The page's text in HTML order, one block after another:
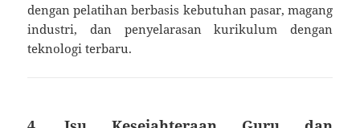
dengan pelatihan berbasis kebutuhan pasar, magang
industri, dan penyelarasan kurikulum dengan
teknologi terbaru.